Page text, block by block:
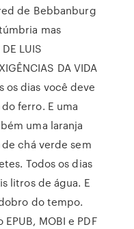
de Bebbanburg
mas
LUIS
DA VIDA
os dias você deve
ferro. E uma
uma laranja
chá verde sem
Todos os dias
litros de água. E
do tempo.
MOBI e PDF